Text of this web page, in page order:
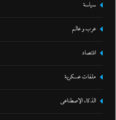
سياسة
عرب و عالم
اقتصاد
ملفات عسكرية
الذكاء الإصطناعي